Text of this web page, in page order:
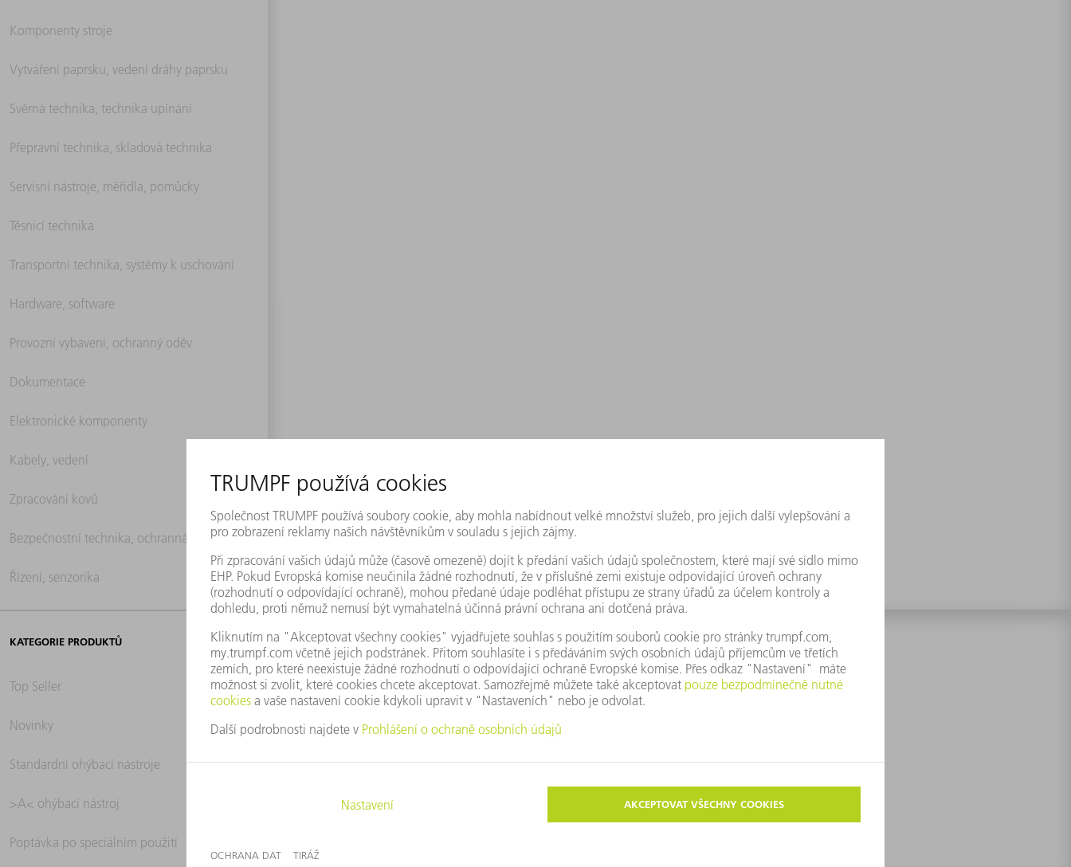
Komponenty stroje
Vytváření paprsku, vedení dráhy paprsku
Svěrná technika, technika upínání
Přepravní technika, skladová technika
Servisní nástroje, měřidla, pomůcky
Těsnicí technika
Transportní technika, systémy k uschování
Hardware, software
Provozní vybavení, ochranný oděv
Dokumentace
Elektronické komponenty
Kabely, vedení
Zpracování kovů
Bezpečnostní technika, ochranná technika
Řízení, senzorika
KATEGORIE PRODUKTŮ
Top Seller
Novinky
Standardní ohýbací nástroje
>A< ohýbací nástroj
Poptávka po speciálním použití